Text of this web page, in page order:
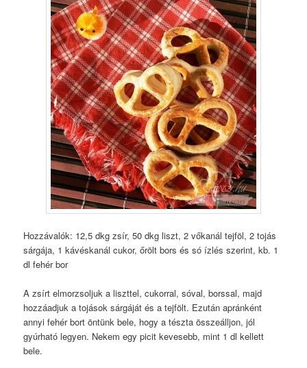
Hozzávalók: 12,5 dkg zsír, 50 dkg liszt, 2 vőkanál tejföl, 2 tojás
sárgája, 1 kávéskanál cukor, őrölt bors és só ízlés szerint, kb. 1
dl fehér bor
A zsírt elmorzsoljuk a liszttel, cukorral, sóval, borssal, majd
hozzáadjuk a tojások sárgáját és a tejfölt. Ezután apránként
annyi fehér bort öntünk bele, hogy a tészta összeálljon, jól
gyúrható legyen. Nekem egy picit kevesebb, mint 1 dl kellett
bele.